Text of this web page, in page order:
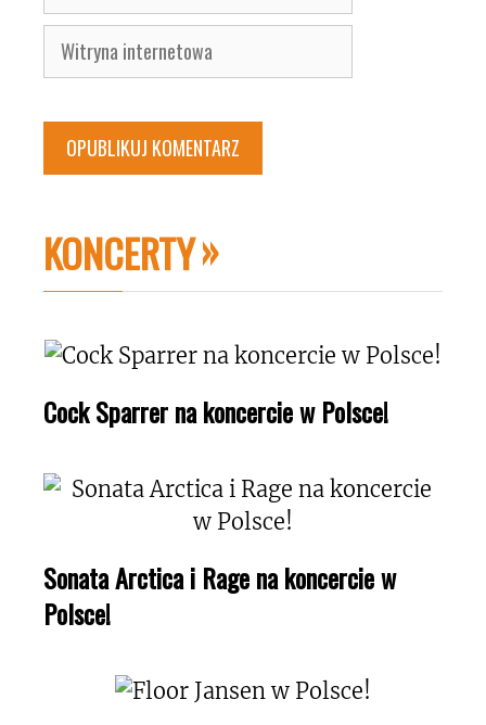
mail
Witryna
internetowa
KONCERTY
Cock Sparrer na koncercie w Polsce!
Sonata Arctica i Rage na koncercie w
Polsce!